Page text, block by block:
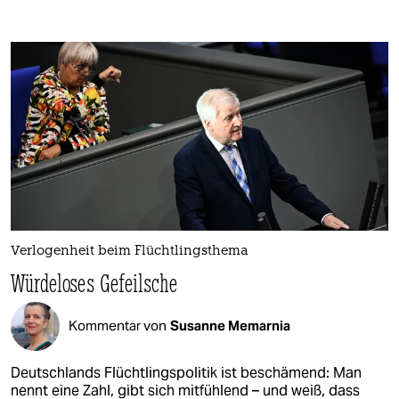
Verlogenheit beim Flüchtlingsthema­
Würdeloses Gefeilsche
Kommentar von Susanne Memarnia
Deutschlands Flüchtlingspolitik ist beschämend: Man
nennt eine Zahl, gibt sich mitfühlend – und weiß, dass